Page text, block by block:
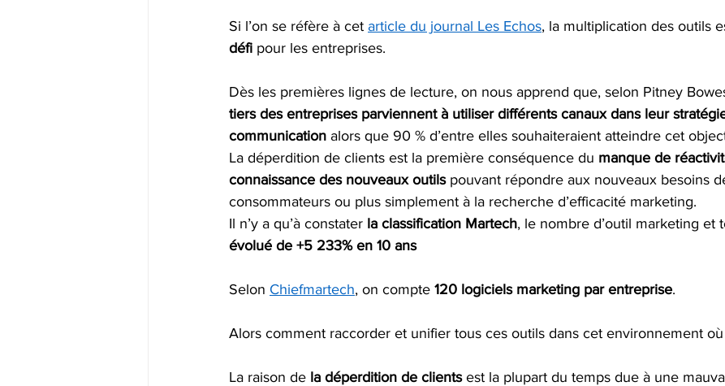
Si l’on se réfère à cet article du journal Les Echos, la multiplication des outils
défi pour les entreprises.
Dès les premières lignes de lecture, on nous apprend que, selon Pitney
tiers des entreprises parviennent à utiliser différents canaux dans leur
communication alors que 90 % d’entre elles souhaiteraient atteindre cet
La déperdition de clients est la première conséquence du manque de
connaissance des nouveaux outils pouvant répondre aux nouveaux besoins
consommateurs ou plus simplement à la recherche d’efficacité marketing.
Il n’y a qu’à constater la classification Martech, le nombre d’outil marketing et
évolué de +5 233% en 10 ans
Selon Chiefmartech, on compte 120 logiciels marketing par entreprise.
Alors comment raccorder et unifier tous ces outils dans cet environnement
La raison de la déperdition de clients est la plupart du temps due à une